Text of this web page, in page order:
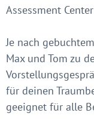
Assessment
Je nach
Max und Tom zu
für deinen
geeignet für alle